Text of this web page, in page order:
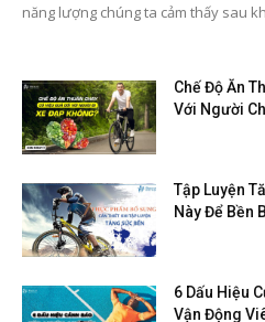
năng lượng chúng ta cảm thấy sau
Chế Độ Ăn
Với Người
Tập Luyện
Này Để Bền
6 Dấu Hiệu
Vận Động